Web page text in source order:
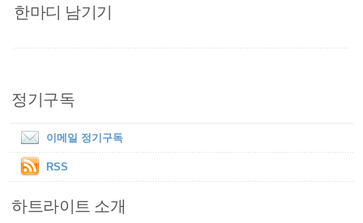
한마디 남기기
정기구독
이메일 정기구독
RSS
하트라이트 소개